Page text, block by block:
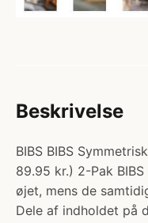
Beskrivelse
BIBS BIBS
89.95 kr.) 2-Pak
øjet, mens de
Dele af indholdet på